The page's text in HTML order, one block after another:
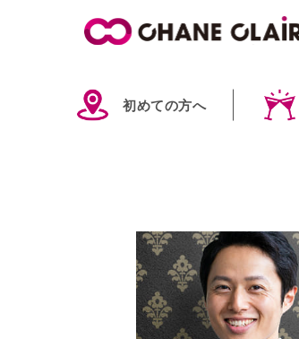
初めての方へ